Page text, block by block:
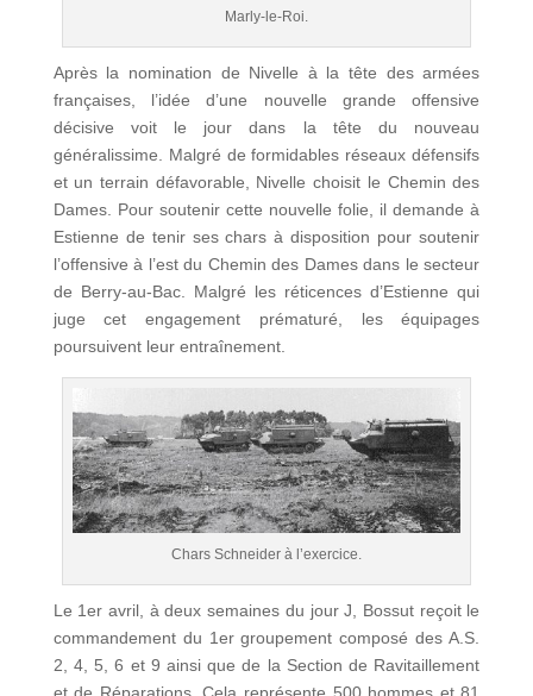
Marly-le-Roi.
Après la nomination de Nivelle à la tête des armées
françaises, l’idée d’une nouvelle grande offensive
décisive voit le jour dans la tête du nouveau
généralissime. Malgré de formidables réseaux défensifs
et un terrain défavorable, Nivelle choisit le Chemin des
Dames. Pour soutenir cette nouvelle folie, il demande à
Estienne de tenir ses chars à disposition pour soutenir
l’offensive à l’est du Chemin des Dames dans le secteur
de Berry-au-Bac. Malgré les réticences d’Estienne qui
juge cet engagement prématuré, les équipages
poursuivent leur entraînement.
Chars Schneider à l’exercice.
Le 1er avril, à deux semaines du jour J, Bossut reçoit le
commandement du 1er groupement composé des A.S.
2, 4, 5, 6 et 9 ainsi que de la Section de Ravitaillement